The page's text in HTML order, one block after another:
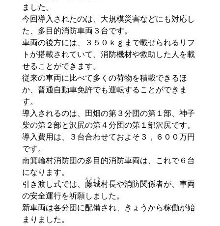
ました。
今回導入されたのは、大規模災害などにも対応し
た、多目的消防車両３台です。
車両の後方には、３５０ｋｇまで載せられるリフ
トが搭載されていて、消防機材や救助した人を載
せることができます。
従来の車両に比べて多くの荷物を積載できるほ
か、普通自動車免許でも運転することができま
す。
導入されるのは、田畑の第３分団の第１部、神子
柴の第２部と沢尻の第４分団の第１部沢尻です。
導入費用は、３台合わせておよそ３，６００万円
です。
南箕輪村消防団の多目的消防車両は、これで６台
になります。
引き渡し式では、藤城
ふじしろ
村長や消防関係者が、車両
の安全運行を祈願しました。
新車両は各分団に配備され、きょうから稼働が始
まりました。